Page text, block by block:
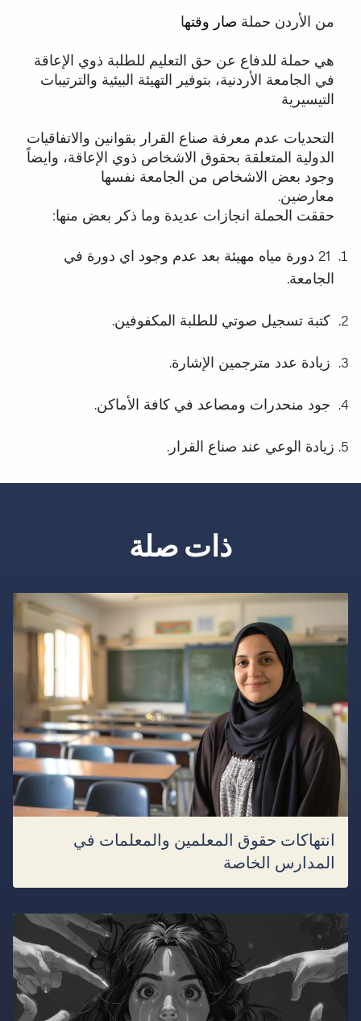
من الأردن حملة صار وقتها
هي حملة للدفاع عن حق التعليم للطلبة ذوي الإعاقة
في الجامعة الأردنية، بتوفير التهيئة البيئية والترتيبات
التيسيرية
التحديات عدم معرفة صناع القرار بقوانين والاتفاقيات
الدولية المتعلقة بحقوق الاشخاص ذوي الإعاقة، وايضاً
وجود بعض الاشخاص من الجامعة نفسها
معارضين.
حققت الحملة انجازات عديدة وما ذكر بعض منها:
21 دورة مياه مهيئة بعد عدم وجود اي دورة في
الجامعة.
كتبة تسجيل صوتي للطلبة المكفوفين.
زيادة عدد مترجمين الإشارة.
جود منحدرات ومصاعد في كافة الأماكن.
زيادة الوعي عند صناع القرار.
ذات صلة
انتهاكات حقوق المعلمين والمعلمات في
المدارس الخاصة